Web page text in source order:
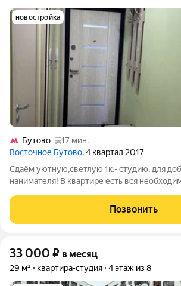
новостройка
Бутово
17 мин.
Восточное Бутово, 4 квартал 2017
Сдаём уютную,светлую 1к.- студию, для
нанимателя! В квартире есть вся
дома конечная автобусов, 15-20 минут до
"Бульвар Дмитрия Донского',
Позвонить
33 000 ₽ в месяц
29 м² квартира-студия 4 этаж из 8